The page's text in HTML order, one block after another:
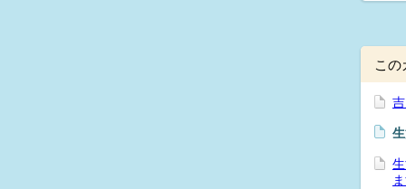
この